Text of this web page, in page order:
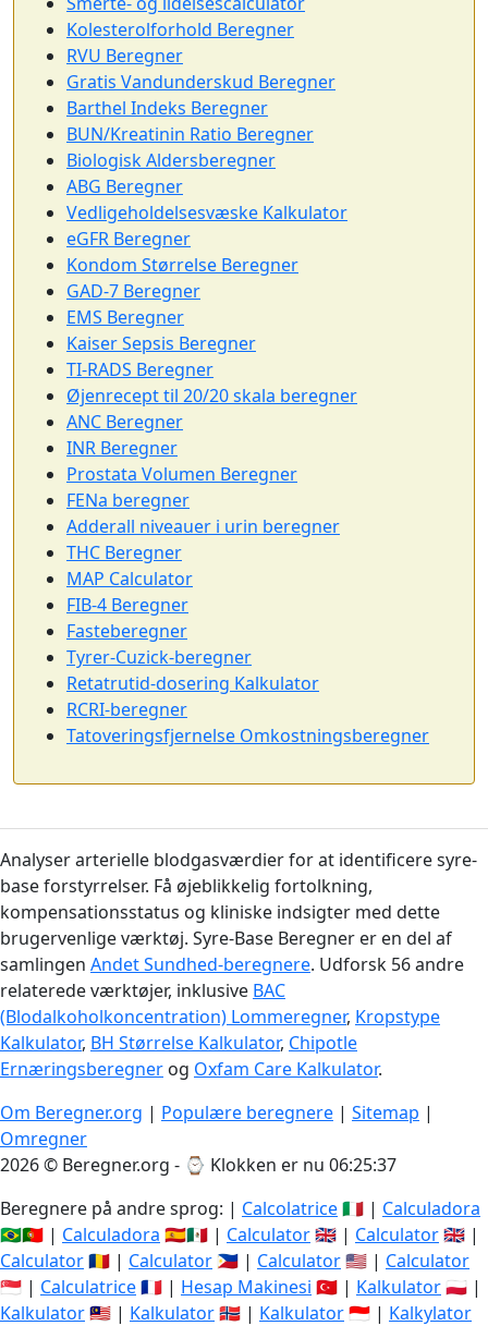
Kolesterolforhold Beregner
RVU Beregner
Gratis Vandunderskud Beregner
Barthel Indeks Beregner
BUN/Kreatinin Ratio Beregner
Biologisk Aldersberegner
ABG Beregner
Vedligeholdelsesvæske Kalkulator
eGFR Beregner
Kondom Størrelse Beregner
GAD-7 Beregner
EMS Beregner
Kaiser Sepsis Beregner
TI-RADS Beregner
Øjenrecept til 20/20 skala beregner
ANC Beregner
INR Beregner
Prostata Volumen Beregner
FENa beregner
Adderall niveauer i urin beregner
THC Beregner
MAP Calculator
FIB-4 Beregner
Fasteberegner
Tyrer-Cuzick-beregner
Retatrutid-dosering Kalkulator
RCRI-beregner
Tatoveringsfjernelse Omkostningsberegner
Analyser arterielle blodgasværdier for at identificere syre-
base forstyrrelser. Få øjeblikkelig fortolkning,
kompensationsstatus og kliniske indsigter med dette
brugervenlige værktøj. Syre-Base Beregner er en del af
samlingen Andet Sundhed-beregnere. Udforsk 56 andre
relaterede værktøjer, inklusive BAC
(Blodalkoholkoncentration) Lommeregner, Kropstype
Kalkulator, BH Størrelse Kalkulator, Chipotle
Ernæringsberegner og Oxfam Care Kalkulator.
Om Beregner.org | Populære beregnere | Sitemap |
Omregner
2026 © Beregner.org - ⌚ Klokken er nu 06:25:38
Beregnere på andre sprog: | Calcolatrice🇮🇹 | Calculadora
🇧🇷🇵🇹 | Calculadora 🇪🇸🇲🇽 | Calculator🇬🇧 | Calculator🇬🇧 |
Calculator🇷🇴 | Calculator 🇵🇭 | Calculator🇺🇸 | Calculator
🇸🇬 | Calculatrice🇫🇷 | Hesap Makinesi 🇹🇷 | Kalkulator🇵🇱 |
Kalkulator🇲🇾 | Kalkulator🇳🇴 | Kalkulator🇮🇩 | Kalkylator